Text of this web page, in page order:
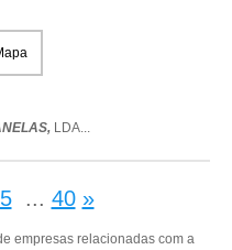
LDA...
5 ... 40 »
empresas relacionadas com a